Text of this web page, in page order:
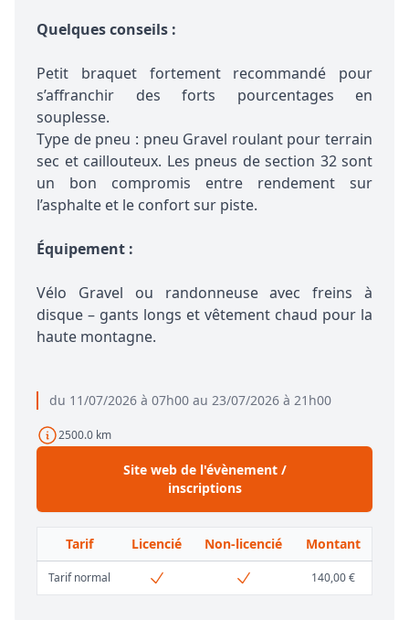
du 11/07/2026 à 07h00 au 23/07/2026 à 21h00
2500.0 km
Quelques conseils :
Petit braquet fortement recommandé pour
s’affranchir des forts pourcentages en
souplesse.
Type de pneu : pneu Gravel roulant pour terrain
sec et caillouteux. Les pneus de section 32 sont
un bon compromis entre rendement sur
l’asphalte et le confort sur piste.
Équipement :
Vélo Gravel ou randonneuse avec freins à
disque – gants longs et vêtement chaud pour la
haute montagne.
Site web de l'évènement /
inscriptions
Tarif Licencié Non-licencié Montant
Tarif normal 140,00 €